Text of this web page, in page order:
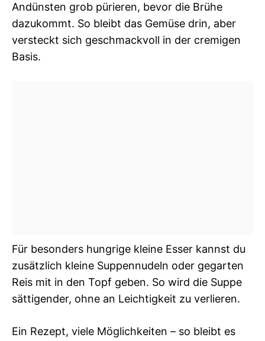
Andünsten grob pürieren, bevor die Brühe
dazukommt. So bleibt das Gemüse drin, aber
versteckt sich geschmackvoll in der cremigen
Basis.
Für besonders hungrige kleine Esser kannst du
zusätzlich kleine Suppennudeln oder gegarten
Reis mit in den Topf geben. So wird die Suppe
sättigender, ohne an Leichtigkeit zu verlieren.
Ein Rezept, viele Möglichkeiten – so bleibt es